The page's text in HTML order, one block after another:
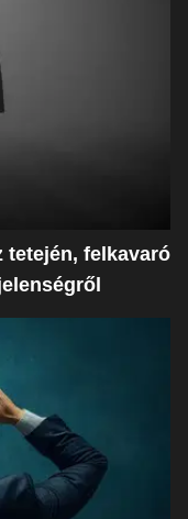
tetején, felkavaró